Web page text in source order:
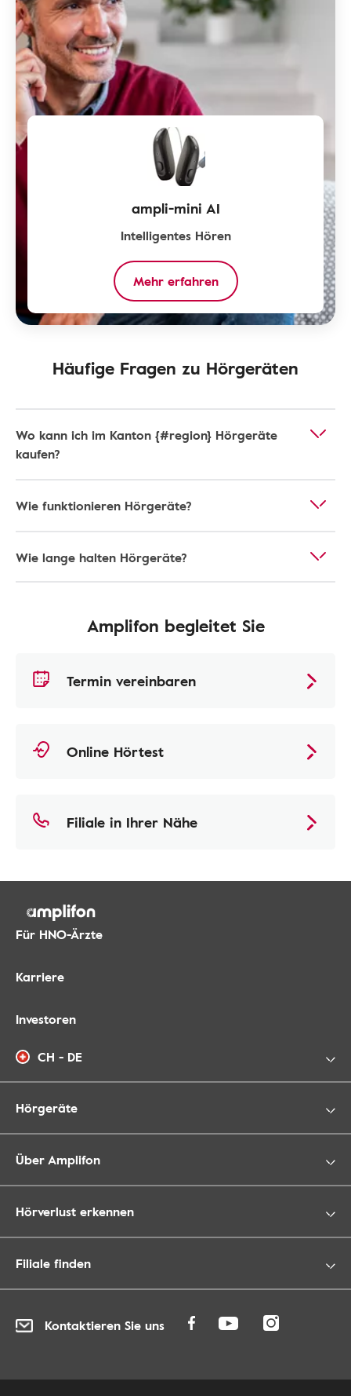
ampli-mini AI
Intelligentes Hören
Mehr erfahren
Häufige Fragen zu Hörgeräten
Wo kann ich im Kanton {#region} Hörgeräte
kaufen?
Wie funktionieren Hörgeräte?
Wie lange halten Hörgeräte?
Amplifon begleitet Sie
Termin vereinbaren
Online Hörtest
Filiale in Ihrer Nähe
Für HNO-Ärzte
Karriere
Investoren
CH - DE
Hörgeräte
Über Amplifon
Hörverlust erkennen
Filiale finden
Kontaktieren Sie uns